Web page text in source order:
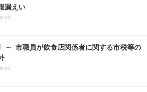
漏えい
～ 市職員が飲食店関係者に関する市税等の